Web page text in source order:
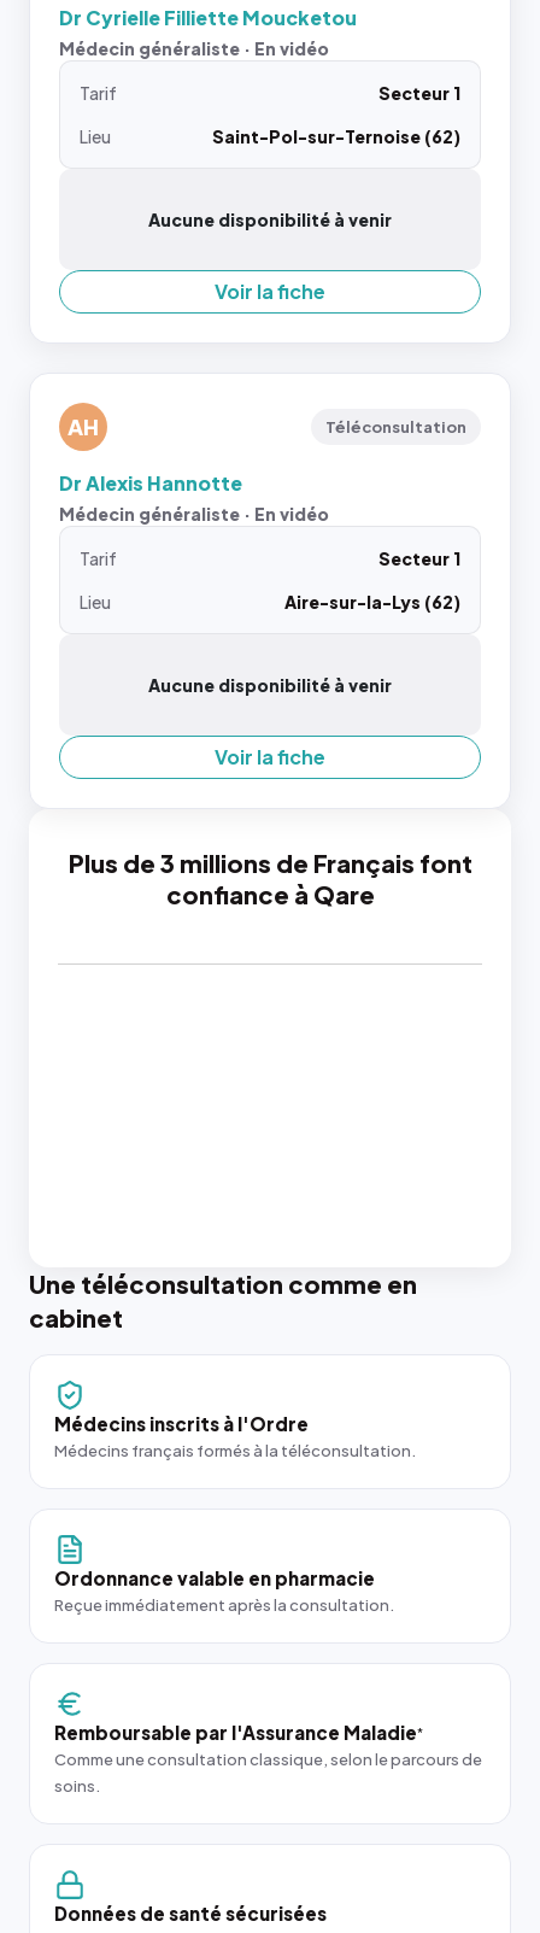
Dr Cyrielle Filliette Moucketou
Médecin généraliste · En vidéo
Tarif
Secteur 1
Lieu
Saint-Pol-sur-Ternoise (62)
Aucune disponibilité à venir
Voir la fiche
AH Téléconsultation
Dr Alexis Hannotte
Médecin généraliste · En vidéo
Tarif
Secteur 1
Lieu
Aire-sur-la-Lys (62)
Aucune disponibilité à venir
Voir la fiche
Plus de 3 millions de Français font
confiance à Qare
Une téléconsultation comme en
cabinet
Médecins inscrits à l'Ordre
Médecins français formés à la téléconsultation.
Ordonnance valable en pharmacie
Reçue immédiatement après la consultation.
Remboursable par l'Assurance Maladie*
Comme une consultation classique, selon le parcours de
soins.
Données de santé sécurisées